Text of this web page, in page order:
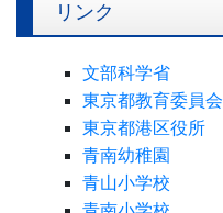
リンク
文部科学省
東京都教育委員会
東京都港区役所
青南幼稚園
青山小学校